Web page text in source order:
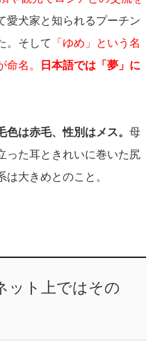
愛犬家と知られるプーチン
。そして
「ゆめ」という名
名。
日本語では「夢」に
は赤毛、性別はメス。 母
った耳ときれいに巻いた尻
大きめとのこと。
ット上ではその